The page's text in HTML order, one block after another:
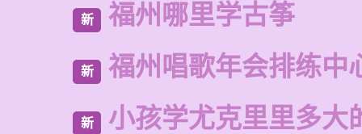
新 福州哪里学古筝
新 福州唱歌年会排练中
新 小孩学尤克里里多大